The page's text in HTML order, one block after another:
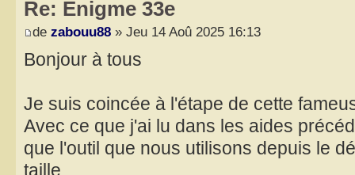
Re: Enigme 33e
de zabouu88 » Jeu 14 Aoû 2025 16:13
Bonjour à tous
Je suis coincée à l'étape de cette
Avec ce que j'ai lu dans les aides
que l'outil que nous utilisons depuis le
taille.